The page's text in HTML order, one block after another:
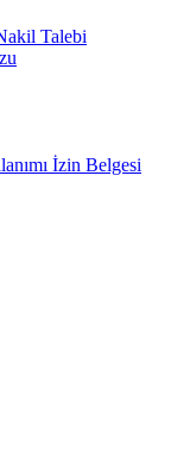
Talebi
İzin Belgesi